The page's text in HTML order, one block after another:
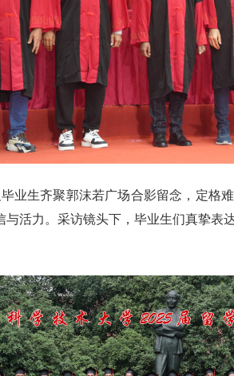
业生齐聚郭沫若广场合影留念，定格
活力。采访镜头下，毕业生们真挚表